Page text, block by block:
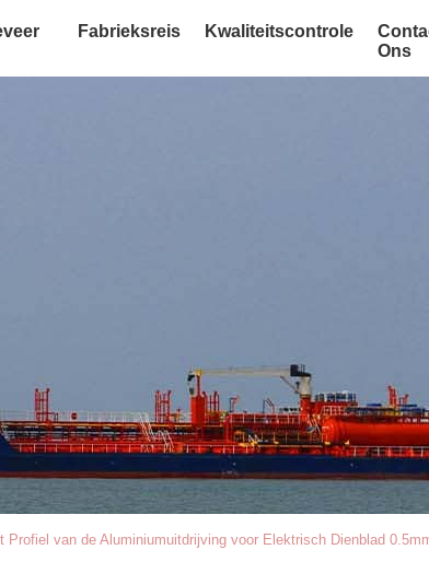
Fabrieksreis Kwaliteitscontrole
Ons
Profiel van de Aluminiumuitdrijving voor Elektrisch Dienblad